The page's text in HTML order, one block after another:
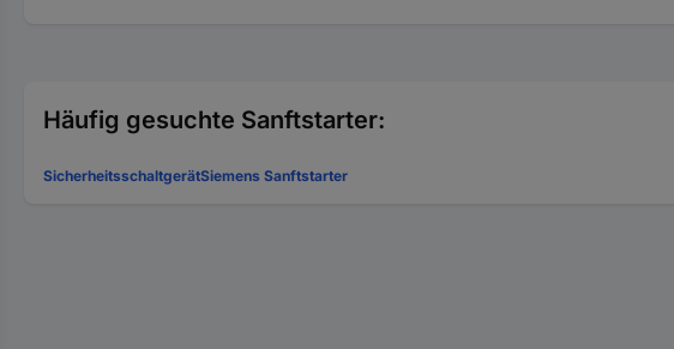
Häufig gesuchte Sanftstarter:
SicherheitsschaltgerätSiemens Sanftstarter